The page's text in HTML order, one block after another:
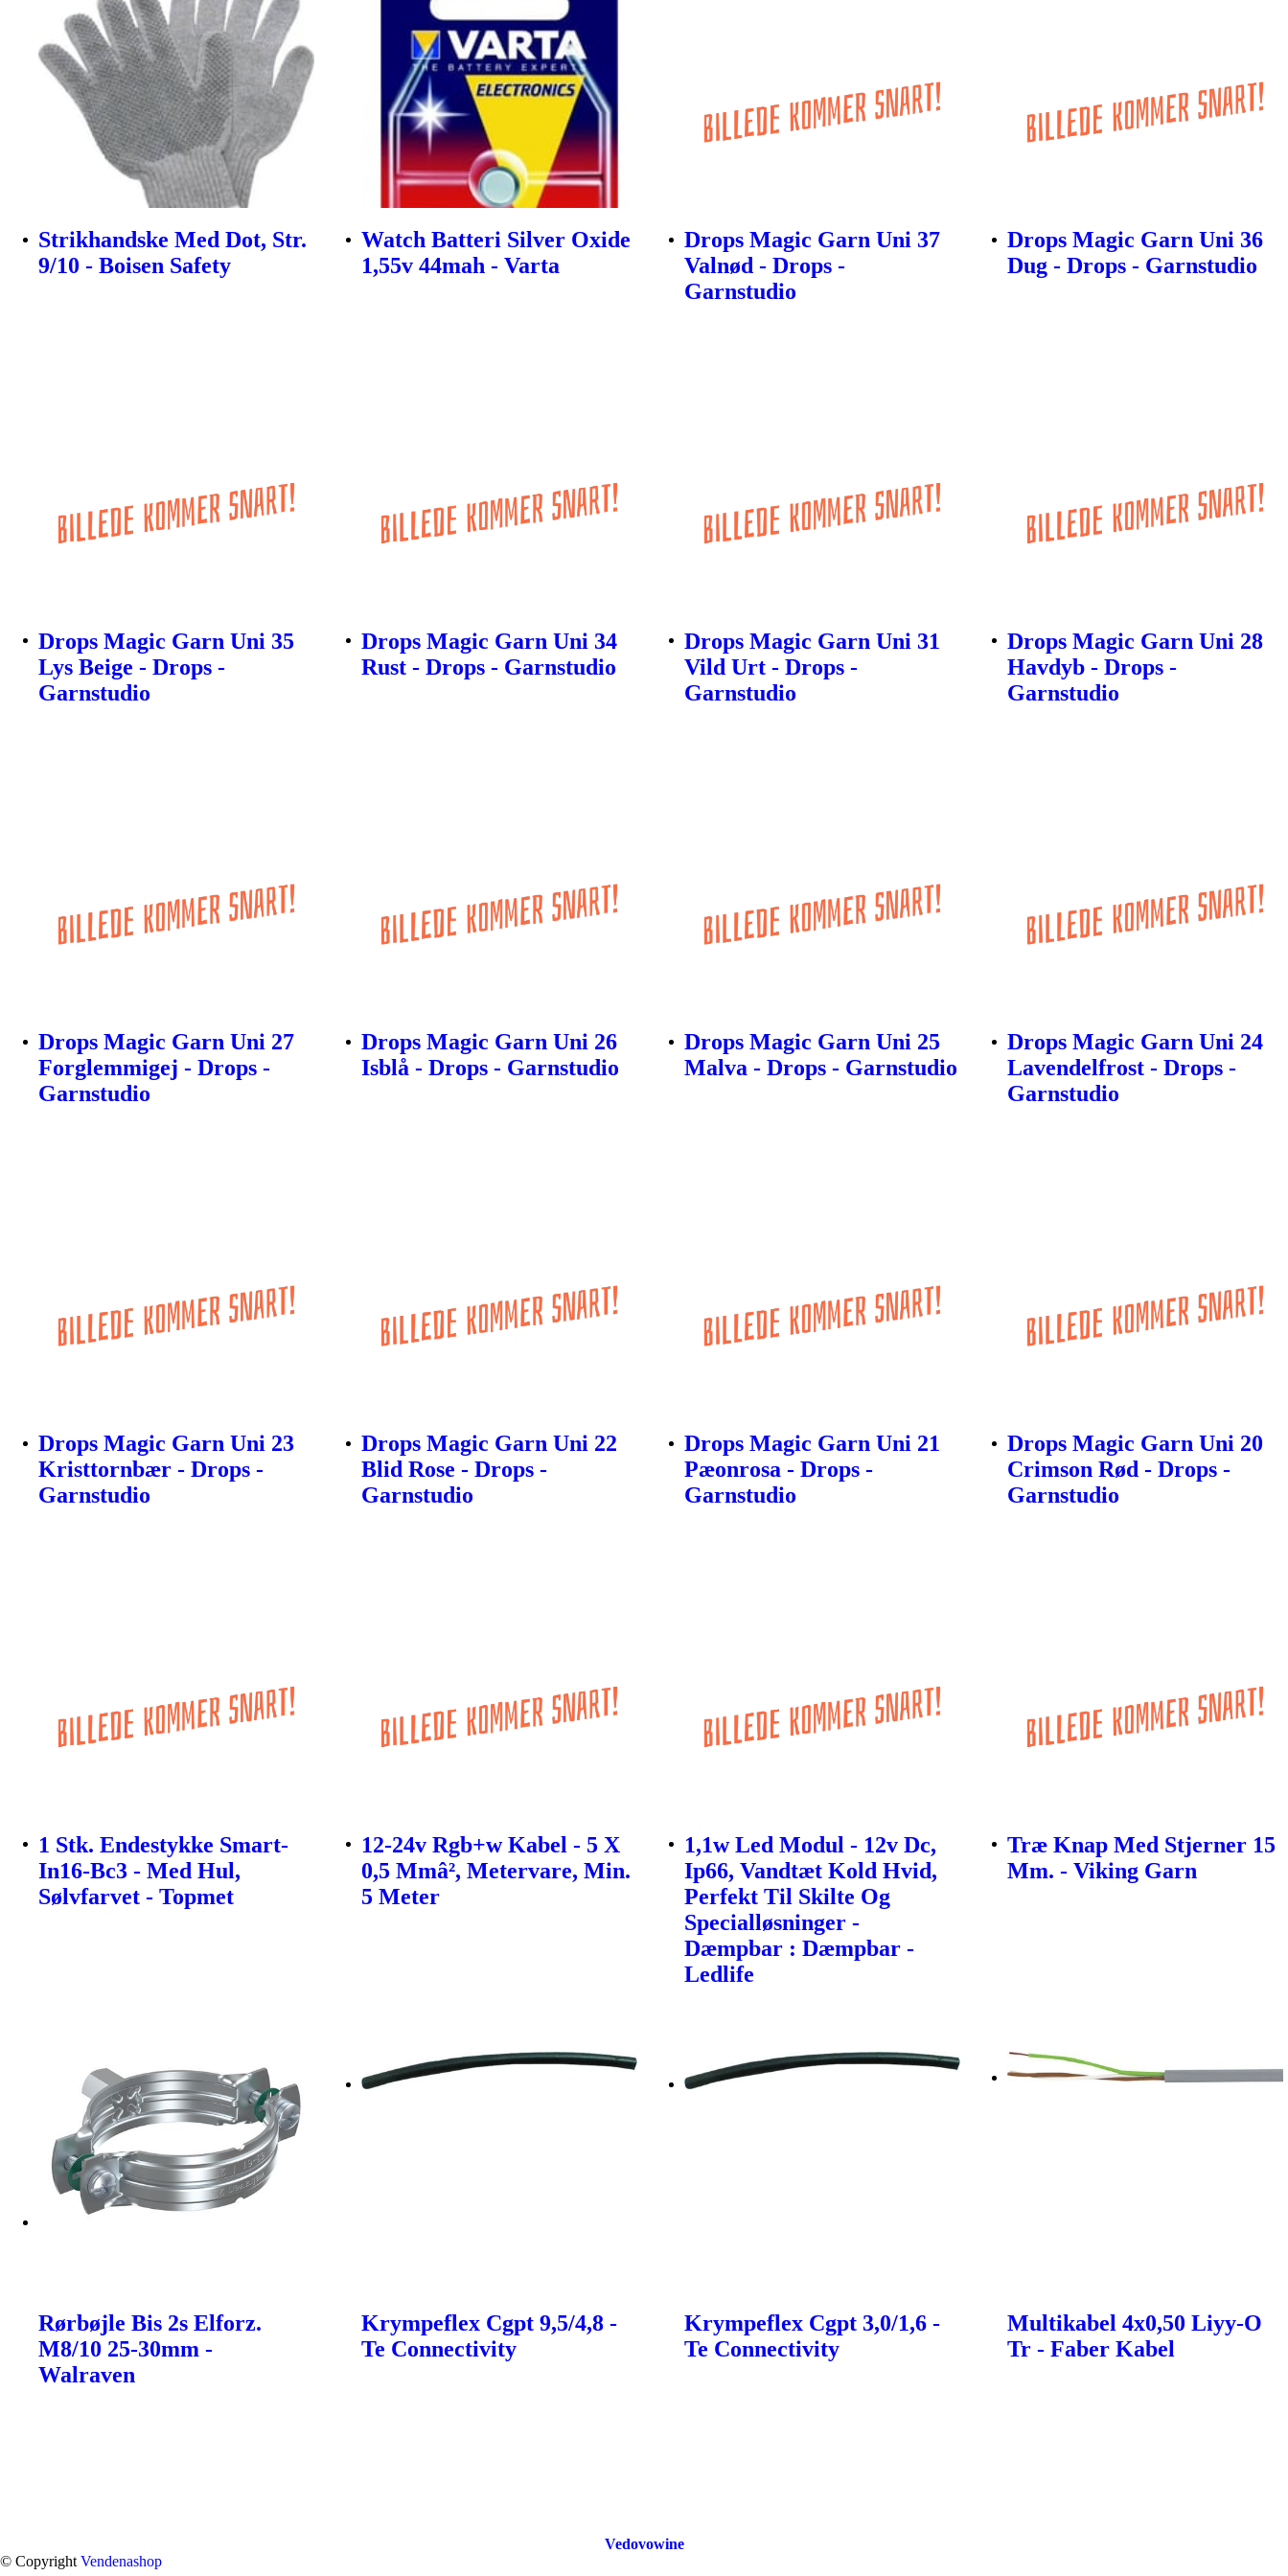
Strikhandske Med Dot, Str.
9/10 - Boisen Safety
Watch Batteri Silver Oxide
1,55v 44mah - Varta
Drops Magic Garn Uni 37
Valnød - Drops -
Garnstudio
Drops Magic Garn Uni 36
Dug - Drops - Garnstudio
Drops Magic Garn Uni 35
Lys Beige - Drops -
Garnstudio
Drops Magic Garn Uni 34
Rust - Drops - Garnstudio
Drops Magic Garn Uni 31
Vild Urt - Drops -
Garnstudio
Drops Magic Garn Uni 28
Havdyb - Drops -
Garnstudio
Drops Magic Garn Uni 27
Forglemmigej - Drops -
Garnstudio
Drops Magic Garn Uni 26
Isblå - Drops - Garnstudio
Drops Magic Garn Uni 25
Malva - Drops - Garnstudio
Drops Magic Garn Uni 24
Lavendelfrost - Drops -
Garnstudio
Drops Magic Garn Uni 23
Kristtornbær - Drops -
Garnstudio
Drops Magic Garn Uni 22
Blid Rose - Drops -
Garnstudio
Drops Magic Garn Uni 21
Pæonrosa - Drops -
Garnstudio
Drops Magic Garn Uni 20
Crimson Rød - Drops -
Garnstudio
1 Stk. Endestykke Smart-
In16-Bc3 - Med Hul,
Sølvfarvet - Topmet
12-24v Rgb+w Kabel - 5 X
0,5 Mmâ², Metervare, Min.
5 Meter
1,1w Led Modul - 12v Dc,
Ip66, Vandtæt Kold Hvid,
Perfekt Til Skilte Og
Specialløsninger -
Dæmpbar : Dæmpbar -
Ledlife
Træ Knap Med Stjerner 15
Mm. - Viking Garn
Rørbøjle Bis 2s Elforz.
M8/10 25-30mm -
Walraven
Krympeflex Cgpt 9,5/4,8 -
Te Connectivity
Krympeflex Cgpt 3,0/1,6 -
Te Connectivity
Multikabel 4x0,50 Liyy-O
Tr - Faber Kabel
Vedovowine
© Copyright Vendenashop